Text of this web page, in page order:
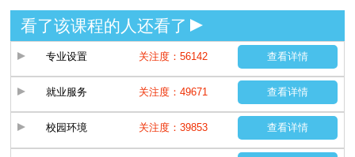
看了该课程的人还看了
专业设置 关注度：56142 查看详情
就业服务 关注度：49671 查看详情
校园环境 关注度：39853 查看详情